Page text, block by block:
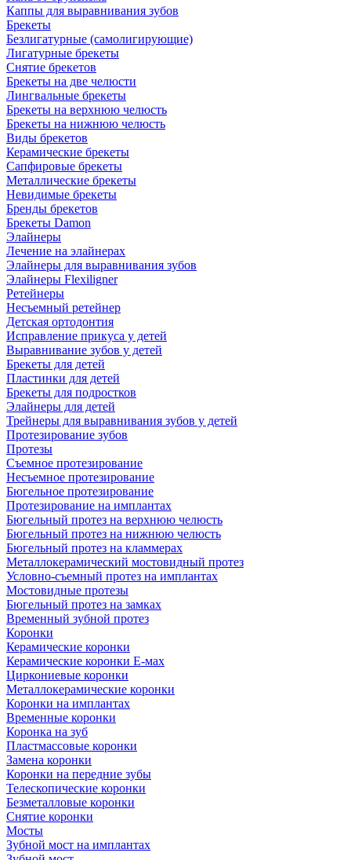
Каппы для выравнивания зубов
Брекеты
Безлигатурные (самолигирующие)
Лигатурные брекеты
Снятие брекетов
Брекеты на две челюсти
Лингвальные брекеты
Брекеты на верхнюю челюсть
Брекеты на нижнюю челюсть
Виды брекетов
Керамические брекеты
Сапфировые брекеты
Металлические брекеты
Невидимые брекеты
Бренды брекетов
Брекеты Damon
Элайнеры
Лечение на элайнерах
Элайнеры для выравнивания зубов
Элайнеры Flexiligner
Ретейнеры
Несъемный ретейнер
Детская ортодонтия
Исправление прикуса у детей
Выравнивание зубов у детей
Брекеты для детей
Пластинки для детей
Брекеты для подростков
Элайнеры для детей
Трейнеры для выравнивания зубов у детей
Протезирование зубов
Протезы
Съемное протезирование
Несъемное протезирование
Бюгельное протезирование
Протезирование на имплантах
Бюгельный протез на верхнюю челюсть
Бюгельный протез на нижнюю челюсть
Бюгельный протез на кламмерах
Металлокерамический мостовидный протез
Условно-съемный протез на имплантах
Мостовидные протезы
Бюгельный протез на замках
Временный зубной протез
Коронки
Керамические коронки
Керамические коронки Е-мах
Циркониевые коронки
Металлокерамические коронки
Коронки на имплантах
Временные коронки
Коронка на зуб
Пластмассовые коронки
Замена коронки
Коронки на передние зубы
Телескопические коронки
Безметалловые коронки
Снятие коронки
Мосты
Зубной мост на имплантах